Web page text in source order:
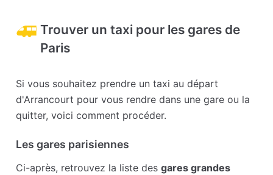
Trouver un taxi pour les gares de
Paris
Si vous souhaitez prendre un taxi au départ
d'Arrancourt pour vous rendre dans une gare ou la
quitter, voici comment procéder.
Les gares parisiennes
Ci-après, retrouvez la liste desgares grandes